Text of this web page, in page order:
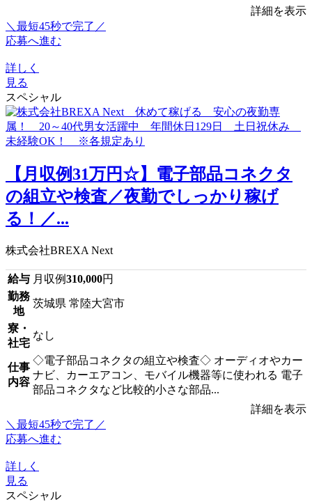
詳細を表示
＼最短45秒で完了／
応募へ進む
詳しく
見る
スペシャル
【月収例31万円☆】電子部品コネクタ
の組立や検査／夜勤でしっかり稼げ
る！／...
株式会社BREXA Next
給与 月収例310,000円
勤務
地
茨城県 常陸大宮市
寮・
社宅
なし
仕事
内容
◇電子部品コネクタの組立や検査◇ オーディオやカー
ナビ、カーエアコン、モバイル機器等に使われる 電子
部品コネクタなど比較的小さな部品...
詳細を表示
＼最短45秒で完了／
応募へ進む
詳しく
見る
スペシャル